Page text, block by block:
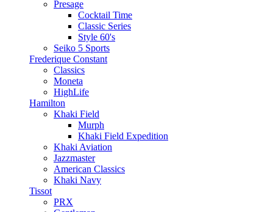
Presage
Cocktail Time
Classic Series
Style 60's
Seiko 5 Sports
Frederique Constant
Classics
Moneta
HighLife
Hamilton
Khaki Field
Murph
Khaki Field Expedition
Khaki Aviation
Jazzmaster
American Classics
Khaki Navy
Tissot
PRX